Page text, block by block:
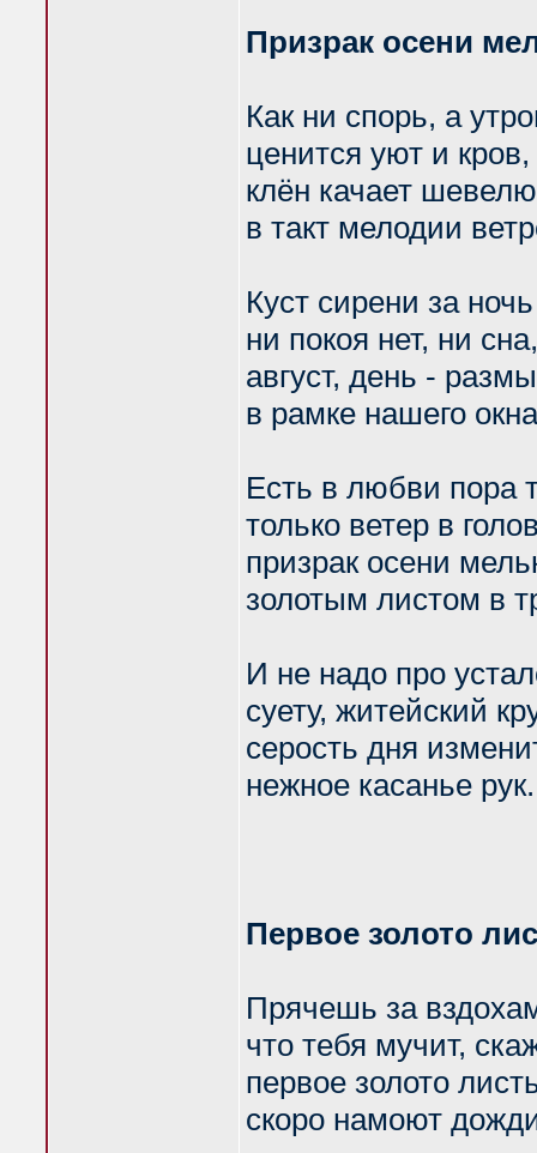
Призрак осени
Как ни спорь, а
ценится уют и кров,
клён качает
в такт мелодии
Куст сирени за
ни покоя нет, ни сна,
август, день -
в рамке нашего
Есть в любви пора
только ветер в
призрак осени
золотым листом в
И не надо про
суету, житейский
серость дня
нежное касанье рук.
Первое золото
Прячешь за
что тебя мучит,
первое золото
скоро намоют